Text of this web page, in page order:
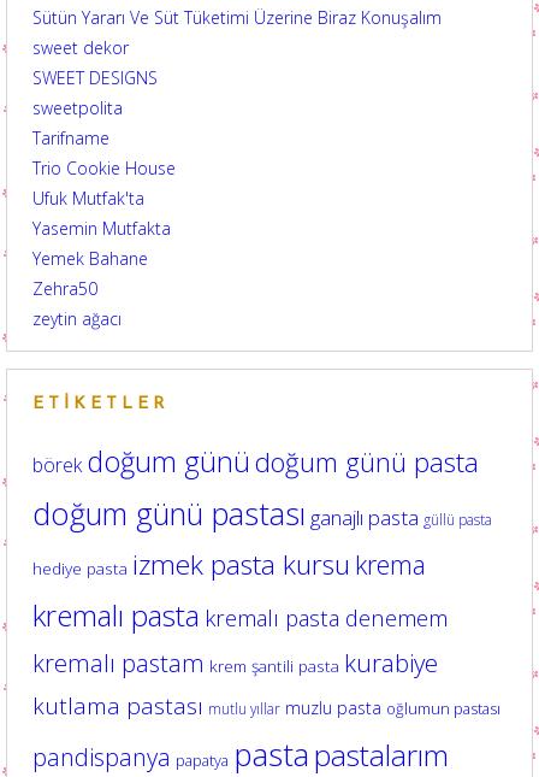
Sütün Yararı Ve Süt Tüketimi Üzerine Biraz Konuşalım
sweet dekor
SWEET DESIGNS
sweetpolita
Tarifname
Trio Cookie House
Ufuk Mutfak'ta
Yasemin Mutfakta
Yemek Bahane
Zehra50
zeytin ağacı
ETIKETLER
börek doğum günüdoğum günü pasta
doğum günü pastası ganajlı pasta güllü pasta
hediye pasta izmek pasta kursu krema
kremalı pasta kremalı pasta denemem
kremalı pastam krem şantili pasta kurabiye
kutlama pastası mutlu yıllar muzlu pasta oğlumun pastası
pandispanya papatya pasta pastalarım